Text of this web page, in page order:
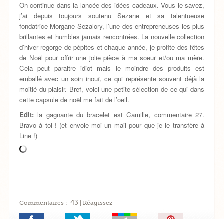
On continue dans la lancée des idées cadeaux. Vous le savez,
j’ai depuis toujours soutenu Sezane et sa talentueuse
fondatrice Morgane Sezalory, l’une des entrepreneuses les plus
brillantes et humbles jamais rencontrées. La nouvelle collection
d’hiver regorge de pépites et chaque année, je profite des fêtes
de Noël pour offrir une jolie pièce à ma soeur et/ou ma mère.
Cela peut paraitre idiot mais le moindre des produits est
emballé avec un soin inouï, ce qui représente souvent déjà la
moitié du plaisir. Bref, voici une petite sélection de ce qui dans
cette capsule de noël me fait de l’oeil.
Edit:la gagnante du bracelet est Camille, commentaire 27.
Bravo à toi ! (et envoie moi un mail pour que je le transfère à
Line !)
Commentaires : 43 | Réagissez
Épingler!